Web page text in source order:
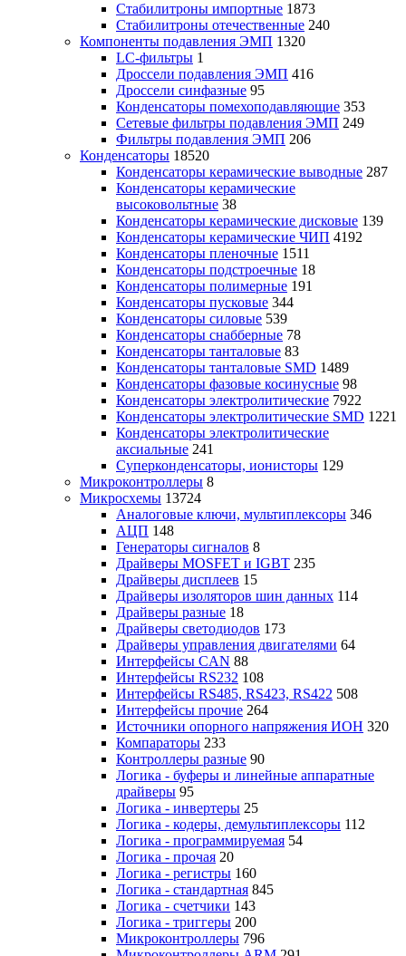
Стабилитроны импортные 1873
Стабилитроны отечественные 240
Компоненты подавления ЭМП 1320
LC-фильтры 1
Дроссели подавления ЭМП 416
Дроссели синфазные 95
Конденсаторы помехоподавляющие 353
Сетевые фильтры подавления ЭМП 249
Фильтры подавления ЭМП 206
Конденсаторы 18520
Конденсаторы керамические выводные 287
Конденсаторы керамические
высоковольтные 38
Конденсаторы керамические дисковые 139
Конденсаторы керамические ЧИП 4192
Конденсаторы пленочные 1511
Конденсаторы подстроечные 18
Конденсаторы полимерные 191
Конденсаторы пусковые 344
Конденсаторы силовые 539
Конденсаторы снабберные 78
Конденсаторы танталовые 83
Конденсаторы танталовые SMD 1489
Конденсаторы фазовые косинусные 98
Конденсаторы электролитические 7922
Конденсаторы электролитические SMD 1221
Конденсаторы электролитические
аксиальные 241
Суперконденсаторы, ионисторы 129
Микроконтроллеры 8
Микросхемы 13724
Аналоговые ключи, мультиплексоры 346
АЦП 148
Генераторы сигналов 8
Драйверы MOSFET и IGBT 235
Драйверы дисплеев 15
Драйверы изоляторов шин данных 114
Драйверы разные 18
Драйверы светодиодов 173
Драйверы управления двигателями 64
Интерфейсы CAN 88
Интерфейсы RS232 108
Интерфейсы RS485, RS423, RS422 508
Интерфейсы прочие 264
Источники опорного напряжения ИОН 320
Компараторы 233
Контроллеры разные 90
Логика - буферы и линейные аппаратные
драйверы 95
Логика - инвертеры 25
Логика - кодеры, демультиплексоры 112
Логика - программируемая 54
Логика - прочая 20
Логика - регистры 160
Логика - стандартная 845
Логика - счетчики 143
Логика - триггеры 200
Микроконтроллеры 796